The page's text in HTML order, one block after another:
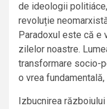
de ideologii
revoluție
Paradoxul este că e
zilelor noastre.
transformare socio-
o vrea
Izbucnirea